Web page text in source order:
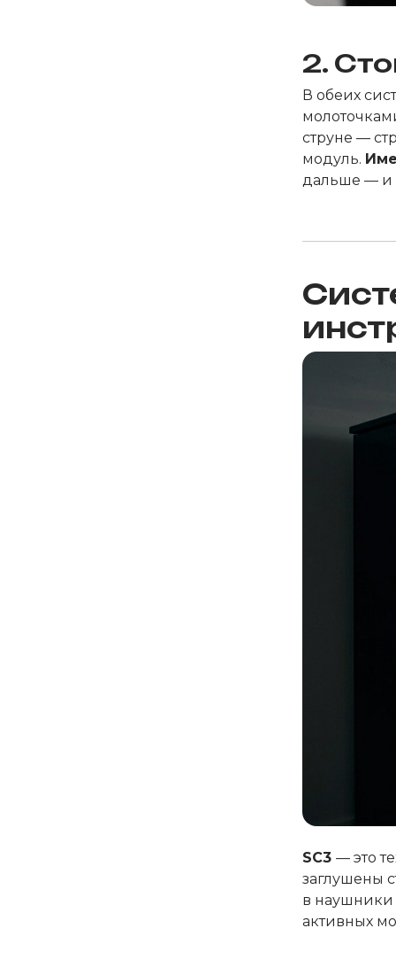
2.
В обеих
струне —
модуль.
дальше — и
SC3 — это
заглушены
в
активных